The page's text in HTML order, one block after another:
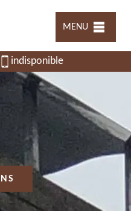
MENU
indisponible